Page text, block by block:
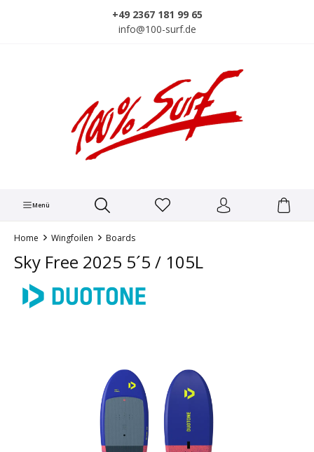
+49 2367 181 99 65
info@100-surf.de
Menü
Home Wingfoilen Boards
Sky Free 2025 5´5 / 105L